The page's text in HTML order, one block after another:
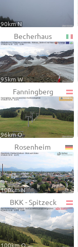
90km N
Becherhaus
95km W
Fanningberg
96km O
Rosenheim
100km N
BKK - Spitzeck
100km O